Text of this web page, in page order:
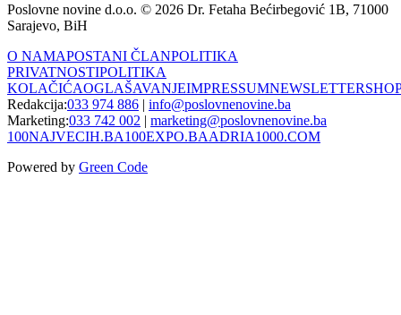
Poslovne novine d.o.o. © 2026 Dr. Fetaha Bećirbegović 1B, 71000
Sarajevo, BiH
O NAMAPOSTANI ČLANPOLITIKA
PRIVATNOSTIPOLITIKA
KOLAČIĆAOGLAŠAVANJEIMPRESSUMNEWSLETTER
Redakcija:033 974 886 | info@poslovnenovine.ba
Marketing:033 742 002 | marketing@poslovnenovine.ba
100NAJVECIH.BA100EXPO.BAADRIA1000.COM
Powered by Green Code